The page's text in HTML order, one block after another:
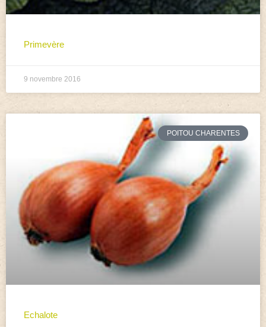
Primevère
9 novembre 2016
POITOU CHARENTES
Echalote